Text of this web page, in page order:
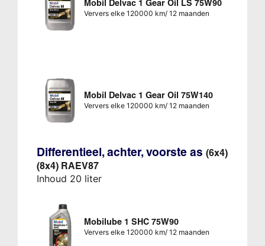
Mobil Delvac 1 Gear Oil LS 75W90
Ververs elke 120000 km/ 12 maanden
Mobil Delvac 1 Gear Oil 75W140
Ververs elke 120000 km/ 12 maanden
Differentieel, achter, voorste as (6x4)
(8x4) RAEV87
Inhoud 20 liter
Mobilube 1 SHC 75W90
Ververs elke 120000 km/ 12 maanden